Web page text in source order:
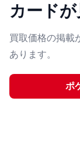
カード
買取価格の掲載
あります。
ポ